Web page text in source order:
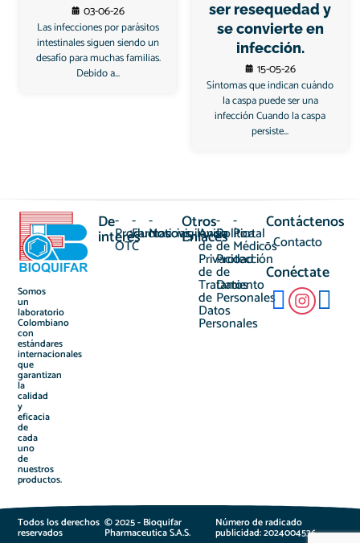
03-06-26
Las infecciones por parásitos
intestinales siguen siendo un
desafío para muchas familias.
Debido a...
ser resequedad y
se convierte en
infección.
15-05-26
Síntomas que indican cuándo
la caspa puede ser una
infección Cuando la caspa
persiste...
Somos
un
laboratorio
Colombiano
con
estándares
internacionales
que
garantizan
la
calidad
y
eficacia
de
cada
uno
de
nuestros
productos.
De
interés
-
Productos
OTC
-
Farmacovigilancia
-
NoticiasOtros
Enlaces
-
Aviso
de
Privacidad
de
Tratamiento
de
Datos
Personales
-
Política
de
Protección
de
Datos
Personales
-
Portal
Médicos
Contáctenos
- Contacto
Conéctate
Todos los derechos
reservados
© 2025 - Bioquifar
Pharmaceutica S.A.S.
Número de radicado
publicidad: 2024004536